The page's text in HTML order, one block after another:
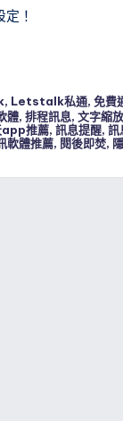
！
, Letstalk私通, 免費
體,排程訊息,文字縮放
app推薦,訊息提醒,訊
軟體推薦, 閱後即焚,